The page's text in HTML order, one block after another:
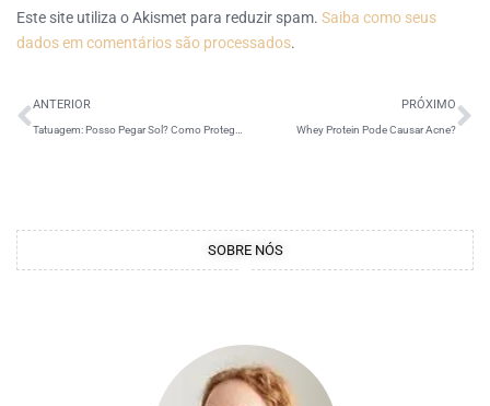
Este site utiliza o Akismet para reduzir spam. Saiba como seus
dados em comentários são processados.
ANTERIOR PRÓXIMO
Whey Protein Pode Causar Acne?
SOBRE NÓS